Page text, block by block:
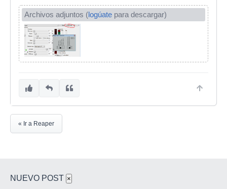
Archivos adjuntos (logúate para descargar)
« Ir a Reaper
NUEVO POST ×